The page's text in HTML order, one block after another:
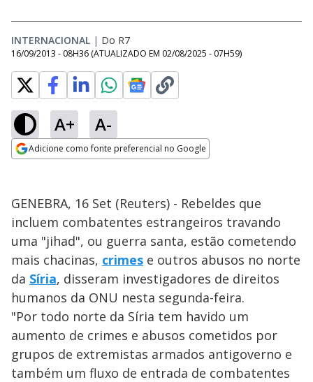
INTERNACIONAL | Do R7
16/09/2013 - 08H36 (ATUALIZADO EM 02/08/2025 - 07H59)
A+ A-
Adicione como fonte preferencial no Google
GENEBRA, 16 Set (Reuters) - Rebeldes que
incluem combatentes estrangeiros travando
uma "jihad", ou guerra santa, estão cometendo
mais chacinas, crimes e outros abusos no norte
da Síria, disseram investigadores de direitos
humanos da ONU nesta segunda-feira.
"Por todo norte da Síria tem havido um
aumento de crimes e abusos cometidos por
grupos de extremistas armados antigoverno e
também um fluxo de entrada de combatentes